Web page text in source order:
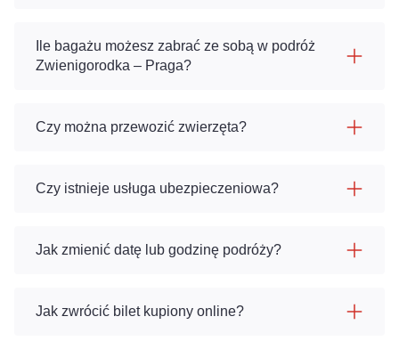
Ile bagażu możesz zabrać ze sobą w podróż
Zwienigorodka – Praga?
Czy można przewozić zwierzęta?
Czy istnieje usługa ubezpieczeniowa?
Jak zmienić datę lub godzinę podróży?
Jak zwrócić bilet kupiony online?